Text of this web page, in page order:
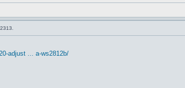
adjust ... a-ws2812b/